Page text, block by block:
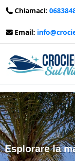
Chiamaci:
Email:
Home
Viaggi in
Crociere sul
Esplorare la